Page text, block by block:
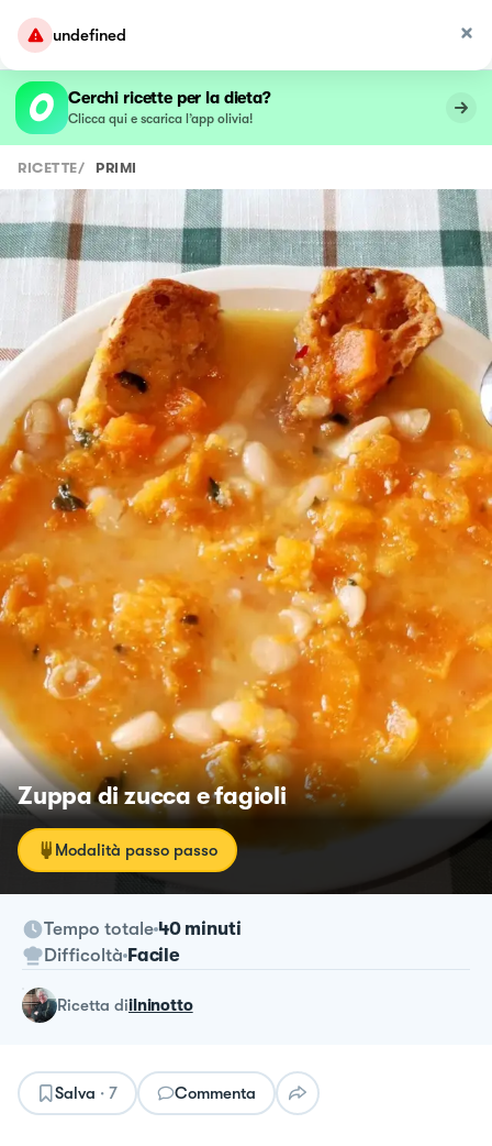
undefined
Cerchi ricette per la dieta?
Clicca qui e scarica l’app olivia!
RICETTE/ PRIMI
Zuppa di zucca e fagioli
Modalità passo passo
Tempo totale 40 minuti
Difficoltà Facile
ricetta diilninotto
Salva · 7 Commenta